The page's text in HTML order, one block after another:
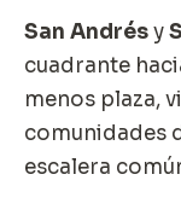
San Andrésy
cuadrante
menos plaza,
comunidades
escalera